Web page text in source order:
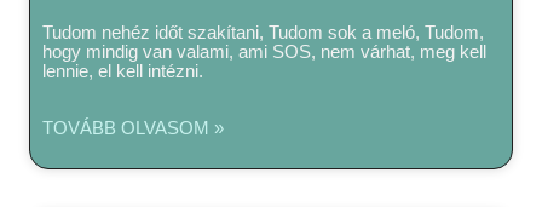
Tudom nehéz időt szakítani, Tudom sok a meló, Tudom,
hogy mindig van valami, ami SOS, nem várhat, meg kell
lennie, el kell intézni.
TOVÁBB OLVASOM »